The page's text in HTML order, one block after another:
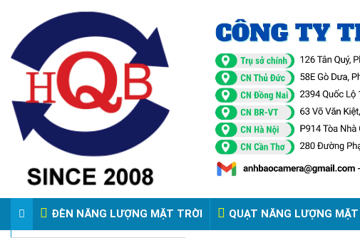
ĐÈN NĂNG LƯỢNG MẶT TRỜI QUẠT NĂNG LƯỢNG